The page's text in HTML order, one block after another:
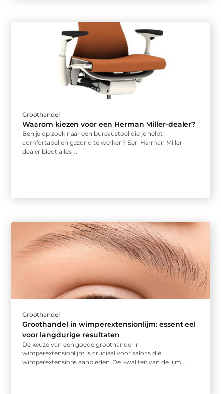
Groothandel
Waarom kiezen voor een Herman Miller-dealer?
Ben je op zoek naar een bureaustoel die je helpt
comfortabel en gezond te werken? Een Herman Miller-
dealer biedt alles ...
Groothandel
Groothandel in wimperextensionlijm: essentieel
voor langdurige resultaten
De keuze van een goede groothandel in
wimperextensionlijm is cruciaal voor salons die
wimperextensions aanbieden. De kwaliteit van de lijm ...